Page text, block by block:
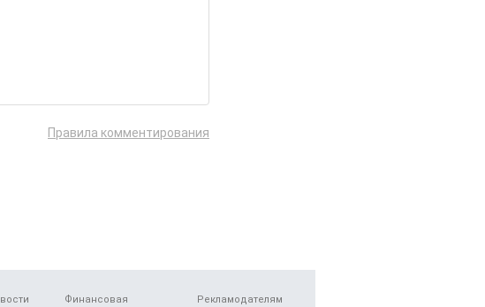
Правила комментирования
Финансовая Рекламодателям